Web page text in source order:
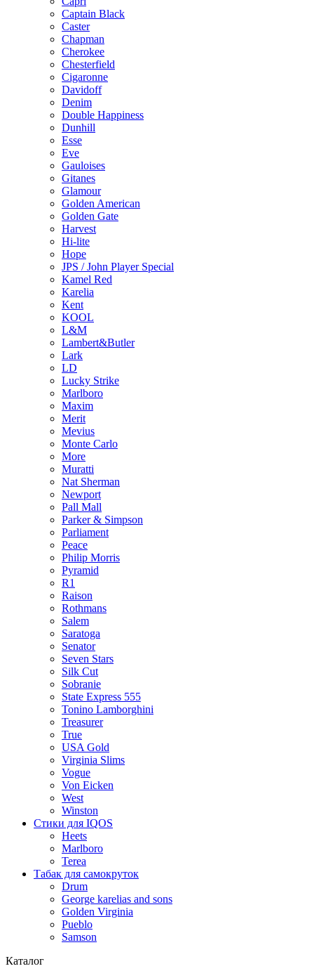
Captain Black
Caster
Chapman
Cherokee
Chesterfield
Cigaronne
Davidoff
Denim
Double Happiness
Dunhill
Esse
Eve
Gauloises
Gitanes
Glamour
Golden American
Golden Gate
Harvest
Hi-lite
Hope
JPS / John Player Special
Kamel Red
Karelia
Kent
KOOL
L&M
Lambert&Butler
Lark
LD
Lucky Strike
Marlboro
Maxim
Merit
Mevius
Monte Carlo
More
Muratti
Nat Sherman
Newport
Pall Mall
Parker & Simpson
Parliament
Peace
Philip Morris
Pyramid
R1
Raison
Rothmans
Salem
Saratoga
Senator
Seven Stars
Silk Cut
Sobranie
State Express 555
Tonino Lamborghini
Treasurer
True
USA Gold
Virginia Slims
Vogue
Von Eicken
West
Winston
Стики для IQOS
Heets
Marlboro
Terea
Табак для самокруток
Drum
George karelias and sons
Golden Virginia
Pueblo
Samson
Каталог